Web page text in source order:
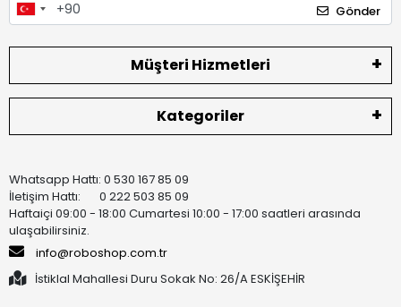
Gönder
Müşteri Hizmetleri
Kategoriler
Whatsapp Hattı: 0 530 167 85 09
İletişim Hattı: 0 222 503 85 09
Haftaiçi 09:00 - 18:00 Cumartesi 10:00 - 17:00 saatleri arasında
ulaşabilirsiniz.
info@roboshop.com.tr
İstiklal Mahallesi Duru Sokak No: 26/A ESKİŞEHİR